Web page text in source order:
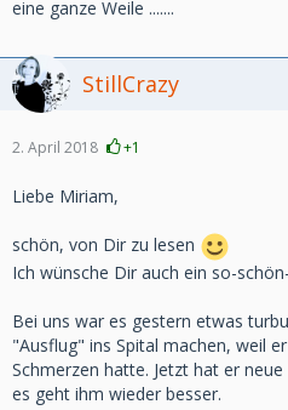
eine ganze Weile .......
StillCrazy
2. April 2018 +1
Liebe Miriam,
schön, von Dir zu lesen
Ich wünsche Dir auch ein so-
Bei uns war es gestern etwas
"Ausflug" ins Spital machen, weil
Schmerzen hatte. Jetzt hat er
es geht ihm wieder besser.